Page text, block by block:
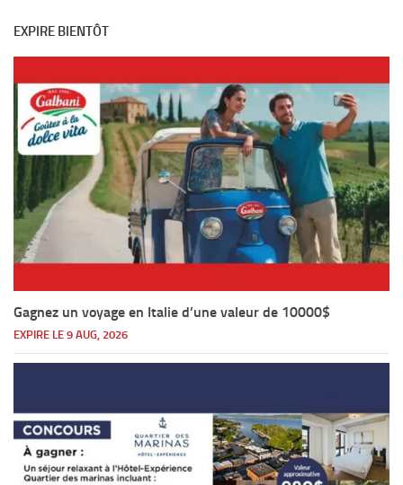
EXPIRE BIENTÔT
Gagnez un voyage en Italie d’une valeur de 10000$
EXPIRE LE 9 AUG, 2026